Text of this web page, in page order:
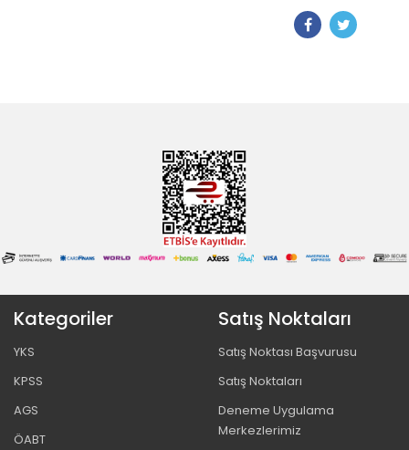
Kategoriler
YKS
KPSS
AGS
ÖABT
Satış Noktaları
Satış Noktası Başvurusu
Satış Noktaları
Deneme Uygulama
Merkezlerimiz